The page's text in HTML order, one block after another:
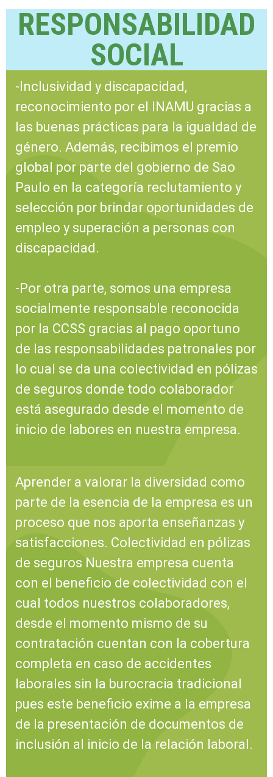
RESPONSABILIDAD
SOCIAL
-Inclusividad y discapacidad,
reconocimiento por el INAMU gracias a
las buenas prácticas para la igualdad de
género. Además, recibimos el premio
global por parte del gobierno de Sao
Paulo en la categoría reclutamiento y
selección por brindar oportunidades de
empleo y superación a personas con
discapacidad.
-Por otra parte, somos una empresa
socialmente responsable reconocida
por la CCSS gracias al pago oportuno
de las responsabilidades patronales por
lo cual se da una colectividad en pólizas
de seguros donde todo colaborador
está asegurado desde el momento de
inicio de labores en nuestra empresa.
Aprender a valorar la diversidad como
parte de la esencia de la empresa es un
proceso que nos aporta enseñanzas y
satisfacciones. Colectividad en pólizas
de seguros Nuestra empresa cuenta
con el beneficio de colectividad con el
cual todos nuestros colaboradores,
desde el momento mismo de su
contratación cuentan con la cobertura
completa en caso de accidentes
laborales sin la burocracia tradicional
pues este beneficio exime a la empresa
de la presentación de documentos de
inclusión al inicio de la relación laboral.